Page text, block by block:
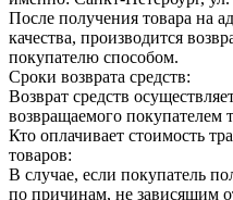
После получения товара на
качества, производится
покупателю способом.
Сроки возврата средств:
Возврат средств
возвращаемого покупателем
Кто оплачивает стоимость
товаров:
В случае, если покупатель
по причинам, не зависящим